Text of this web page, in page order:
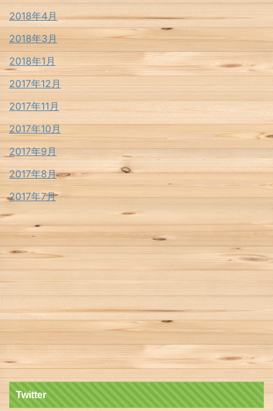
2018年4月
2018年3月
2018年1月
2017年12月
2017年11月
2017年10月
2017年9月
2017年8月
2017年7月
Twitter